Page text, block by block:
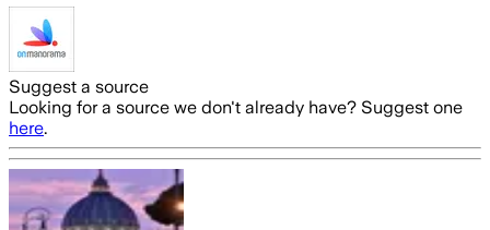
Suggest a source
Looking for a source we don't already have? Suggest one
here.